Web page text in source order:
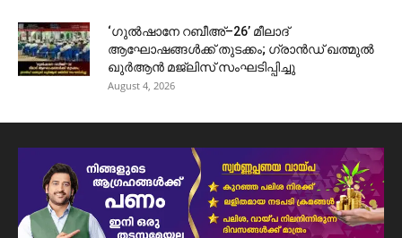
‘ഗുൽഷാനേ റബീഅ്–26’ മീലാദ്
ആഘോഷങ്ങൾക്ക് തുടക്കം; ഗ്രാൻഡ് ഖത്മുൽ
ഖുർആൻ മജ്‌ലിസ് സംഘടിപ്പിച്ചു
August 4, 2026